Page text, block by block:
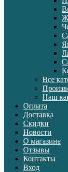
Все
Наш
Оплата
Доставка
Скидки
Новости
О магазине
Отзывы
Контакты
Вход